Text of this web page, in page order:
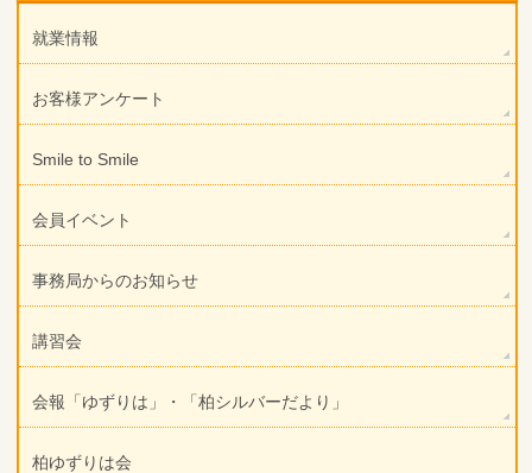
就業情報
お客様アンケート
Smile to Smile
会員イベント
事務局からのお知らせ
講習会
会報「ゆずりは」・「柏シルバーだより」
柏ゆずりは会